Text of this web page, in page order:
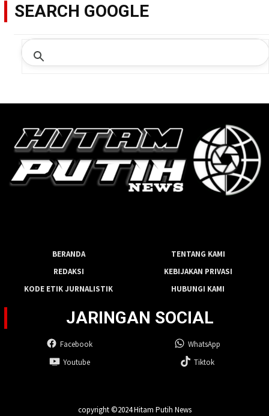
SEARCH GOOGLE
BERANDA
TENTANG KAMI
REDAKSI
KEBIJAKAN PRIVASI
KODE ETIK JURNALISTIK
HUBUNGI KAMI
JARINGAN SOCIAL
Facebook
WhatsApp
Youtube
Tiktok
copyright ©2024 Hitam Putih News